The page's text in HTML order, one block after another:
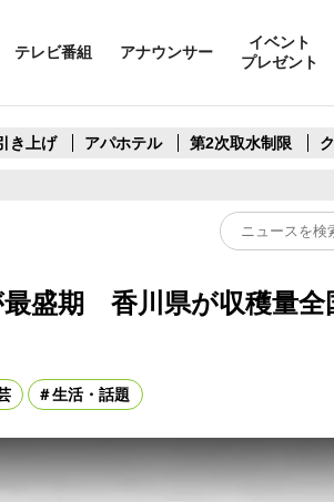
テレビ番組 アナウンサー
イベント
プレゼント
き上げ アパホテル 第2次取水制限
最盛期 香川県が収穫量
生活・話題